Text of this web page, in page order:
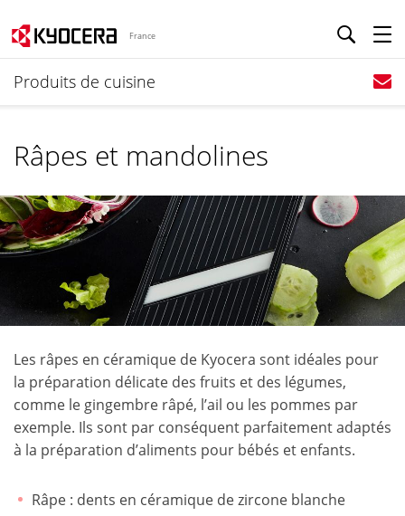
France
Produits de cuisine
Râpes et mandolines
Les râpes en céramique de Kyocera sont idéales pour
la préparation délicate des fruits et des légumes,
comme le gingembre râpé, l’ail ou les pommes par
exemple. Ils sont par conséquent parfaitement adaptés
à la préparation d’aliments pour bébés et enfants.
Râpe : dents en céramique de zircone blanche